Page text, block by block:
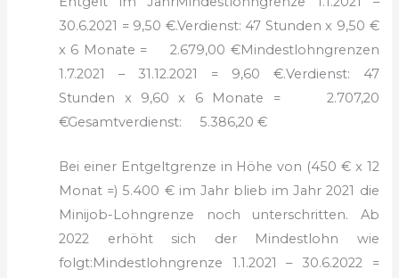
30.6.2021 = 9,50 €.Verdienst: 47 Stunden x 9,50 €
x 6 Monate = 2.679,00 €Mindestlohngrenzen
1.7.2021 – 31.12.2021 = 9,60 €.Verdienst: 47
Stunden x 9,60 x 6 Monate = 2.707,20
€Gesamtverdienst: 5.386,20 €
Bei einer Entgeltgrenze in Höhe von (450 € x 12
Monat =) 5.400 € im Jahr blieb im Jahr 2021 die
Minijob-Lohngrenze noch unterschritten. Ab
2022 erhöht sich der Mindestlohn wie
folgt:Mindestlohngrenze 1.1.2021 – 30.6.2022 =